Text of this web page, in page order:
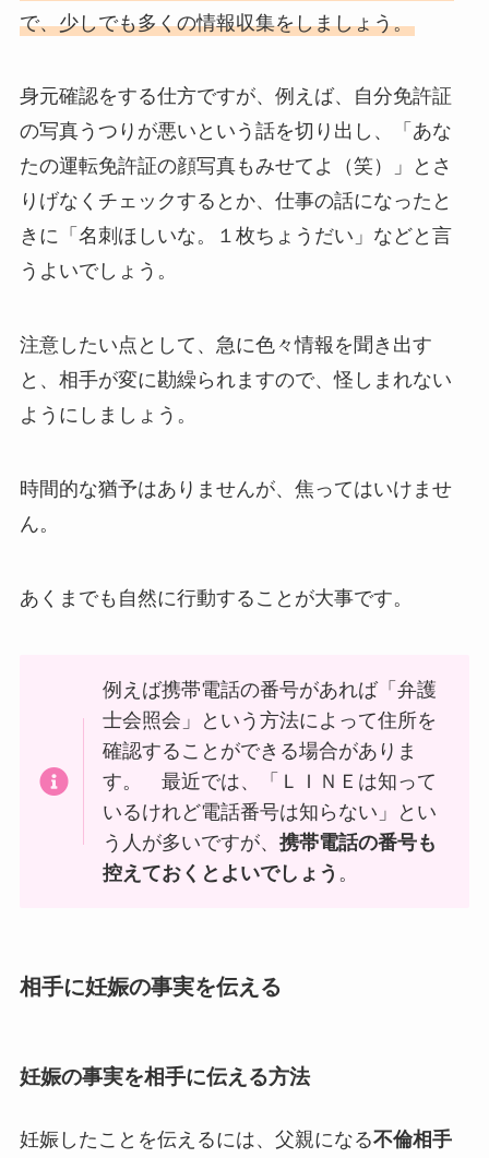
で、少しでも多くの情報収集をしましょう。
身元確認をする仕方ですが、例えば、自分免許証
の写真うつりが悪いという話を切り出し、「あな
たの運転免許証の顔写真もみせてよ（笑）」とさ
りげなくチェックするとか、仕事の話になったと
きに「名刺ほしいな。１枚ちょうだい」などと言
うよいでしょう。
注意したい点として、急に色々情報を聞き出す
と、相手が変に勘繰られますので、怪しまれない
ようにしましょう。
時間的な猶予はありませんが、焦ってはいけませ
ん。
あくまでも自然に行動することが大事です。
例えば携帯電話の番号があれば「弁護
士会照会」という方法によって住所を
確認することができる場合がありま
す。 最近では、「ＬＩＮＥは知って
いるけれど電話番号は知らない」とい
う人が多いですが、携帯電話の番号も
控えておくとよいでしょう 。
相手に妊娠の事実を伝える
妊娠の事実を相手に伝える方法
妊娠したことを伝えるには、父親になる不倫相手